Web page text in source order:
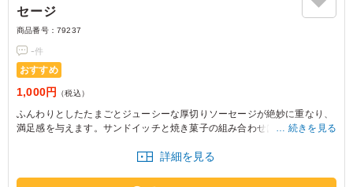
セージ
商品番号： 79237
-件
おすすめ
1,000円 （税込）
ふんわりとしたたまごとジューシーな厚切りソーセージが絶妙に重なり、
満足感を与えます。サンドイッチと焼き菓子の組み合わせは、会議やロケ
続きを見る
詳細を見る